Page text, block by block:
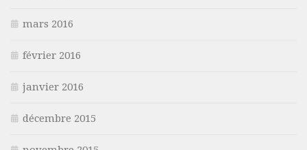
mars 2016
février 2016
janvier 2016
décembre 2015